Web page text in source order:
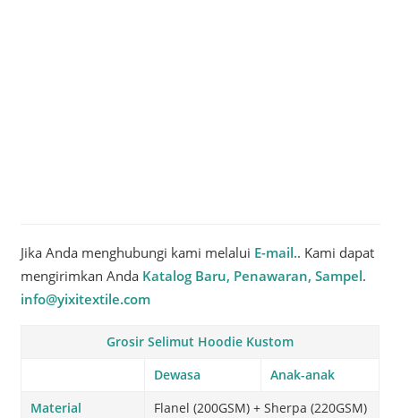
Jika Anda menghubungi kami melalui E-mail.. Kami dapat
mengirimkan Anda Katalog Baru, Penawaran, Sampel.
info@yixitextile.com
Grosir Selimut Hoodie Kustom
Dewasa
Anak-anak
Material
Flanel (200GSM) + Sherpa (220GSM)